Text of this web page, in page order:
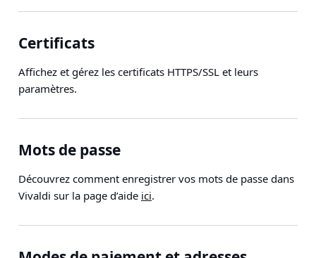
Certificats
Affichez et gérez les certificats HTTPS/SSL et leurs
paramètres.
Mots de passe
Découvrez comment enregistrer vos mots de passe dans
Vivaldi sur la page d’aide ici.